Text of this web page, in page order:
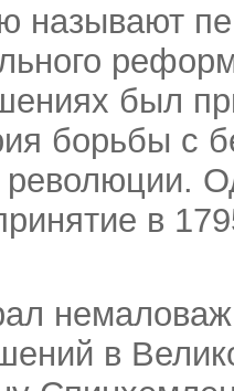
называют
был
борьбы с
в
в